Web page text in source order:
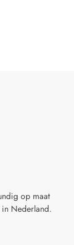
op maat
in Nederland.